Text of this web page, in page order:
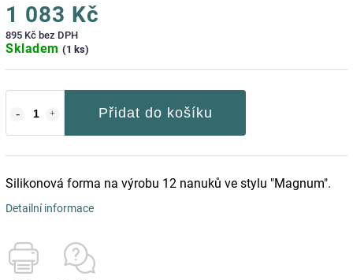
1 083 Kč
895 Kč bez DPH
Skladem (1 ks)
Přidat do košíku
Silikonová forma na výrobu 12 nanuků ve stylu "Magnum".
Detailní informace